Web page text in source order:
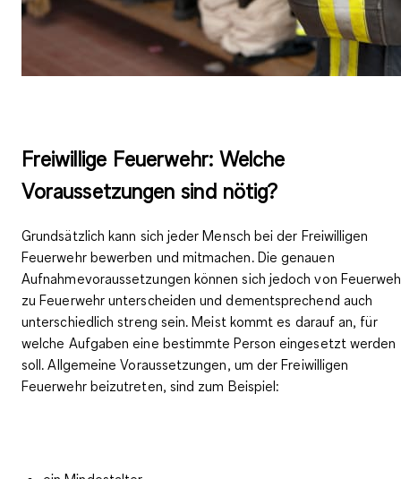
Freiwillige Feuerwehr: Welche
Voraussetzungen sind nötig?
Grundsätzlich kann sich jeder Mensch bei der Freiwilligen
Feuerwehr bewerben und mitmachen. Die genauen
Aufnahmevoraussetzungen können sich jedoch von
zu Feuerwehr unterscheiden und dementsprechend auch
unterschiedlich streng sein. Meist kommt es darauf an, für
welche Aufgaben eine bestimmte Person eingesetzt werden
soll.Allgemeine Voraussetzungen, um der Freiwilligen
Feuerwehr beizutreten, sind zum Beispiel: